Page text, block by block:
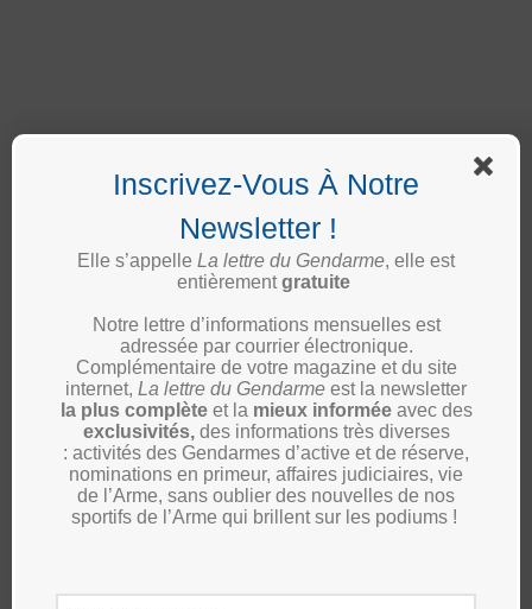
Le Partner a alors traversé la voie de circulation opposée
et a fini sa course dans une buse en béton dans le fossé.
La Voix du Gendarmeadresse ses voeux de
rétablissement aux militaires blessés.
TAGS accident Acheux-en-Amiénois Albert
Cob Albert
Inscrivez-Vous À Notre
Newsletter !
Elle s’appelle La lettre du Gendarme, elle est
entièrementgratuite
Notre lettre d’informations mensuelles est
adressée par courrier électronique.
Complémentaire de votre magazine et du site
internet, La lettre du Gendarme est la newsletter
la plus complète et la mieux informéeavec des
exclusivités, des informations très diverses
: activités des Gendarmes d’active et de réserve,
nominations en primeur, affaires judiciaires, vie
de l’Arme, sans oublier des nouvelles de nos
sportifs de l’Arme qui brillent sur les podiums !